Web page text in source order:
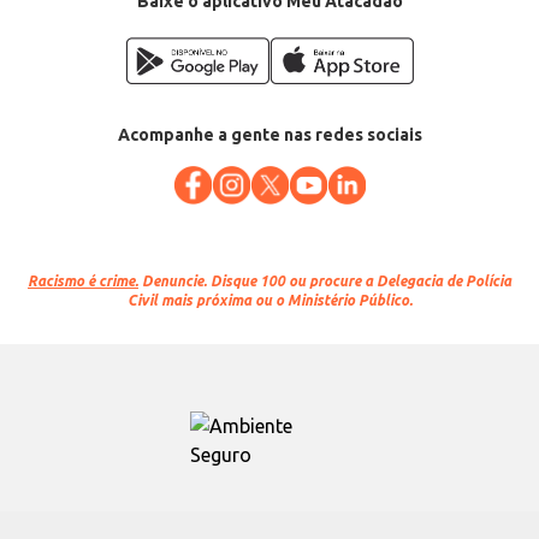
Acompanhe a gente nas redes sociais
Racismo é crime. Denuncie. Disque 100 ou procure a Delegacia de Polícia
Civil mais próxima ou o Ministério Público.